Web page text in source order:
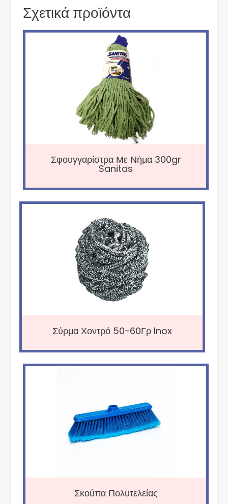
Σχετικά προϊόντα
Σφουγγαρίστρα Με Νήμα 300gr
Sanitas
Σύρμα Χοντρό 50-60Γρ Inox
Σκούπα Πολυτελείας